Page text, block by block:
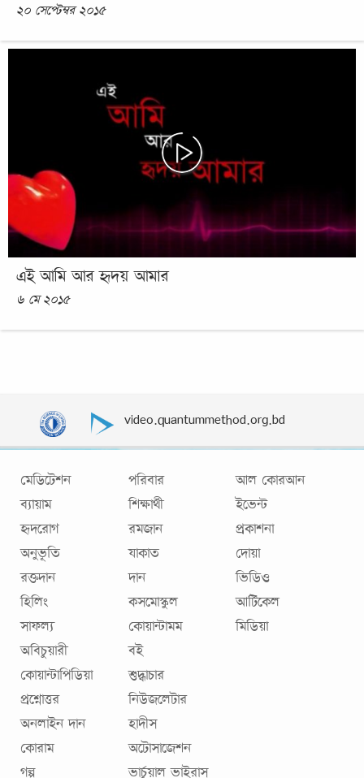
২০ সেপ্টেম্বর ২০১৫
এই আমি আর হৃদয় আমার
৬ মে ২০১৫
video.quantummethod.org.bd
মেডিটেশন
ব্যায়াম
হৃদরোগ
অনুভূতি
রক্তদান
হিলিং
সাফল্য
পরিবার
শিক্ষার্থী
রমজান
যাকাত
দান
কসমোস্কুল
কোয়ান্টামম
আল কোরআন
ইভেন্ট
প্রকাশনা
দোয়া
ভিডিও
আর্টিকেল
মিডিয়া
অবিচুয়ারী
কোয়ান্টাপিডিয়া
প্রশ্নোত্তর
অনলাইন দান
কোরাম
গল্প
বই
শুদ্ধাচার
নিউজলেটার
হাদীস
অটোসাজেশন
ভার্চুয়াল ভাইরাস